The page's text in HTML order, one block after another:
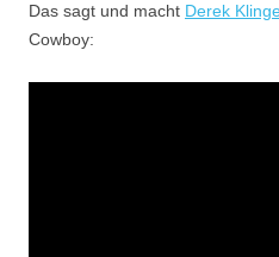
Das sagt und macht Derek
Cowboy: